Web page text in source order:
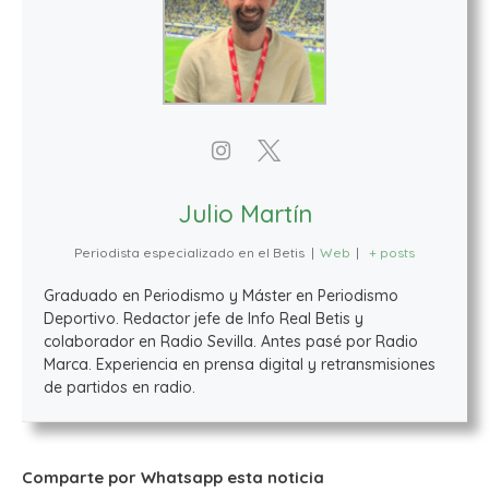
Julio Martín
Periodista especializado en el Betis | Web | + posts
Graduado en Periodismo y Máster en Periodismo
Deportivo. Redactor jefe de Info Real Betis y
colaborador en Radio Sevilla. Antes pasé por Radio
Marca. Experiencia en prensa digital y retransmisiones
de partidos en radio.
Comparte por Whatsapp esta noticia